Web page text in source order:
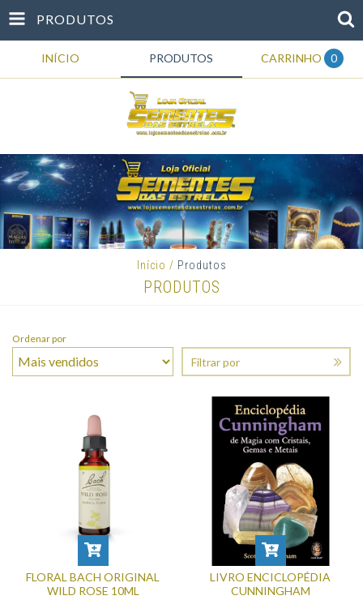
PRODUTOS
INÍCIO PRODUTOS CARRINHO 0
Início / Produtos
PRODUTOS
Ordenar por
Filtrar por
FLORAL BACH ORIGINAL
WILD ROSE 10ML
LIVRO ENCICLOPÉDIA
CUNNINGHAM